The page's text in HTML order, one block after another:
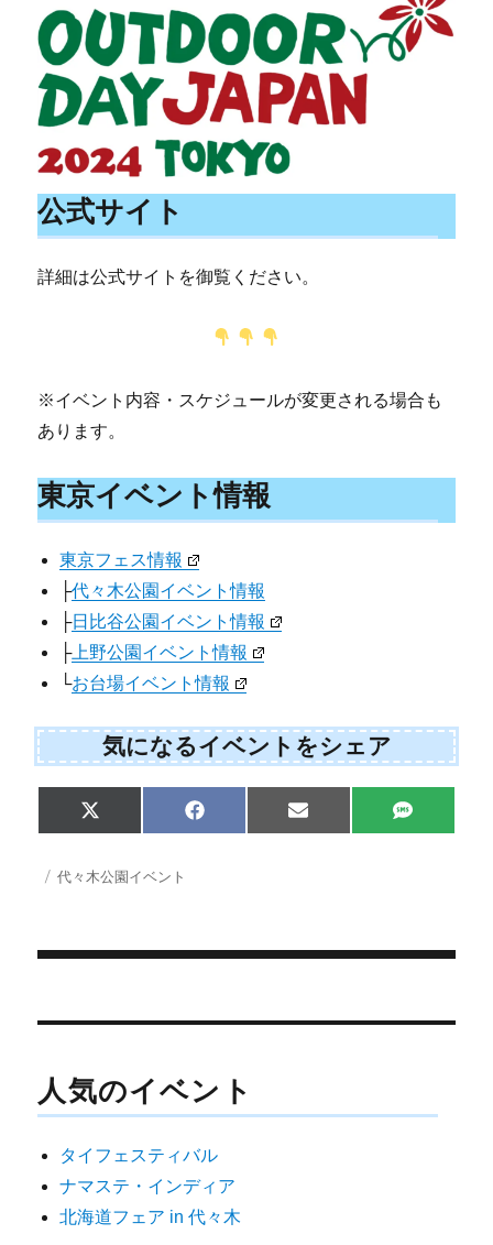
公式サイト
詳細は公式サイトを御覧ください。
※イベント内容・スケジュールが変更される場合も
あります。
東京イベント情報
東京フェス情報
├代々木公園イベント情報
├日比谷公園イベント情報
├上野公園イベント情報
└お台場イベント情報
気になるイベントをシェア
Share
on
X
(
w
i
r
Share
on
F
a
Share
on
E
m
Share
on
S
M
投 カ
代々木公園イベント
稿
ビ
ー
シ
人気のイベント
タイフェスティバル
ナマステ・インディア
北海道フェア in 代々木